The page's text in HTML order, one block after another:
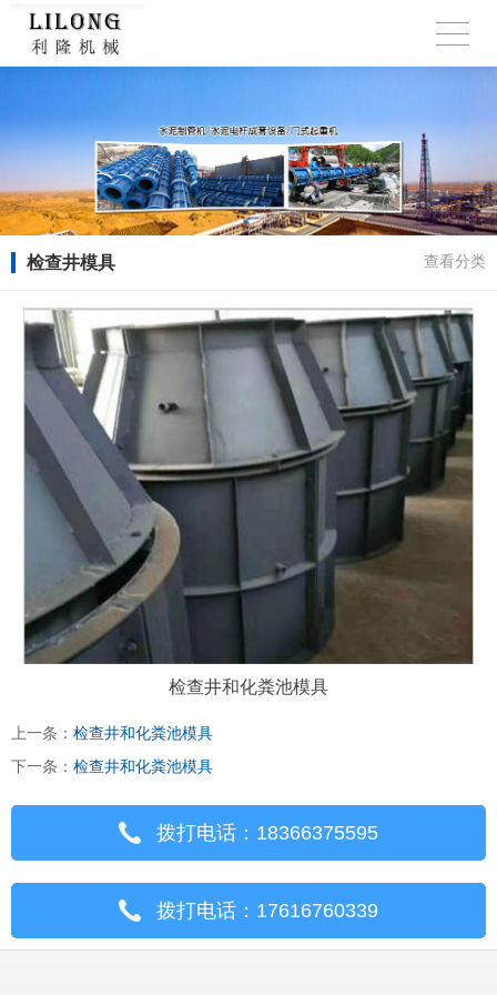
检查井模具 查看分类
检查井和化粪池模具
上一条： 检查井和化粪池模具
下一条： 检查井和化粪池模具
拨打电话：18366375595
拨打电话：17616760339